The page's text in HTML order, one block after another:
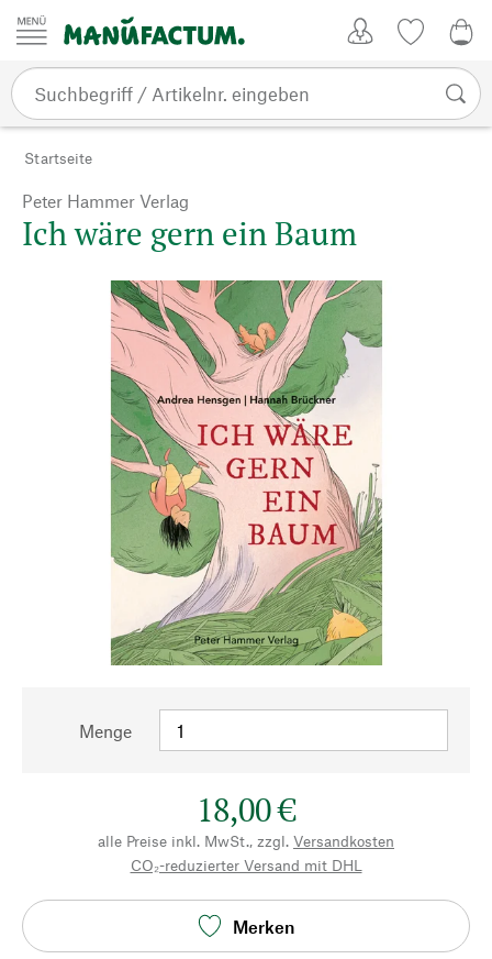
Zum Inhalt springen
Startseite
Peter Hammer Verlag
Ich wäre gern ein Baum
Menge
18,00 €
alle Preise inkl. MwSt., zzgl. Versandkosten
CO₂-reduzierter Versand mit DHL
Merken